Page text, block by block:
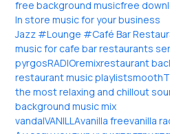
free background musicfree
In store music for your business
Jazz #Lounge #Café Bar
music for cafe bar restaurants
pyrgosRADIOremixrestaurant
restaurant music playlistsmooth
the most relaxing and chillout
background music mix
vandalVANILLAvanilla freevanilla